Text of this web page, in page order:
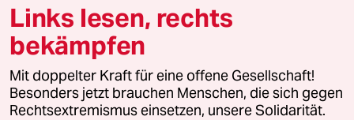
© 2026 taz Verlags und Vertriebs GmbH
Alle Rechte vorbehalten. Bei rechtlichen Fragen oder für Genehmigungen
wenden Sie sich bitte an
lizenzen@taz.de
Links lesen, rechts
bekämpfen
Mit doppelter Kraft für eine offene Gesellschaft!
Besonders jetzt brauchen Menschen, die sich gegen
Rechtsextremismus einsetzen, unsere Solidarität.